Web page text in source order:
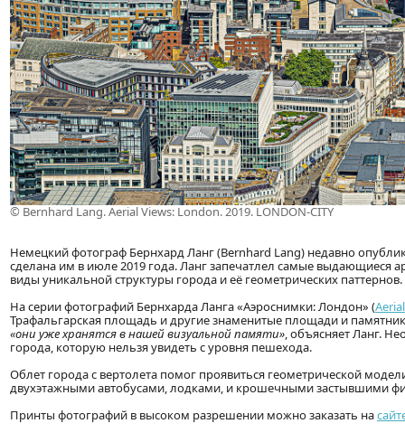
© Bernhard Lang. Aerial Views: London. 2019. LONDON-CITY
Немецкий фотограф Бернхард Ланг (Bernhard Lang) недавно
сделана им в июле 2019 года. Ланг запечатлел самые выдающиеся
виды уникальной структуры города и её геометрических паттернов.
На серии фотографий Бернхарда Ланга «Аэроснимки: Лондон» (
Трафальгарская площадь и другие знаменитые площади и
«они уже хранятся в нашей визуальной памяти», объясняет Ланг.
города, которую нельзя увидеть с уровня пешехода.
Облет города с вертолета помог проявиться геометрической
двухэтажными автобусами, лодками, и крошечными застывшими
Принты фотографий в высоком разрешении можно заказать на